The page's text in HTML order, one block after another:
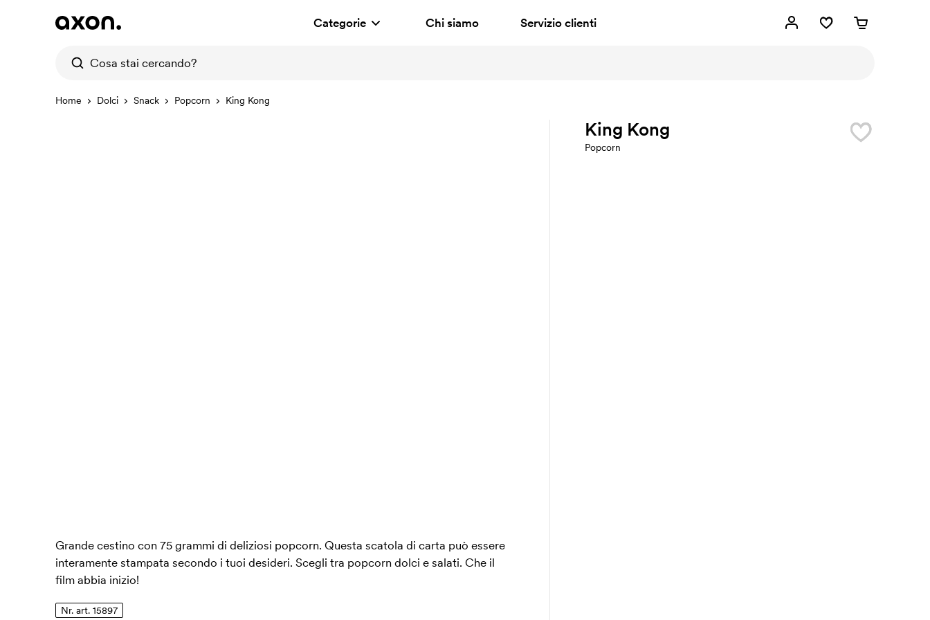
Categorie Chi siamo Servizio clienti
Home Dolci Snack Popcorn King Kong
King Kong
Popcorn
Grande cestino con 75 grammi di deliziosi popcorn. Questa scatola di carta può essere
interamente stampata secondo i tuoi desideri. Scegli tra popcorn dolci e salati. Che il
film abbia inizio!
Nr. art. 15897